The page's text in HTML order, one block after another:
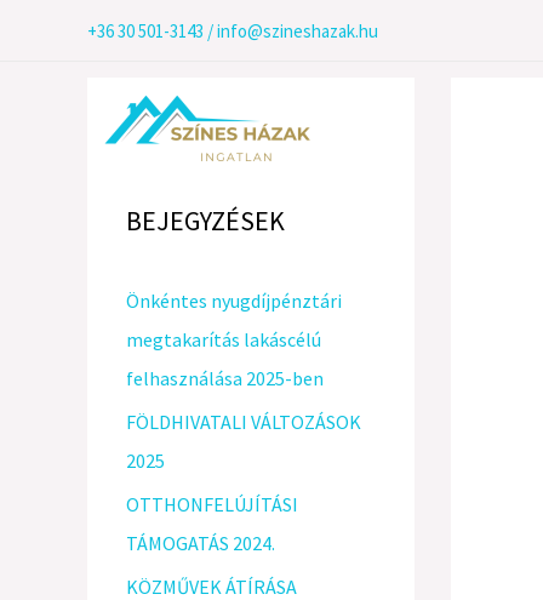
+36 30 501-3143 /info@szineshazak.hu
BEJEGYZÉSEK
Önkéntes nyugdíjpénztári
megtakarítás lakáscélú
felhasználása 2025-ben
FÖLDHIVATALI VÁLTOZÁSOK
2025
OTTHONFELÚJÍTÁSI
TÁMOGATÁS 2024.
KÖZMŰVEK ÁTÍRÁSA